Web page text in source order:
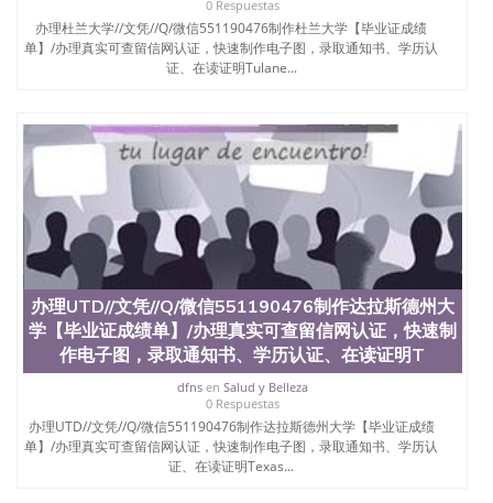
0 Respuestas
办理杜兰大学//文凭//Q/微信551190476制作杜兰大学【毕业证成绩
单】/办理真实可查留信网认证，快速制作电子图，录取通知书、学历认
证、在读证明Tulane...
办理UTD//文凭//Q/微信551190476制作达拉斯德州大
学【毕业证成绩单】/办理真实可查留信网认证，快速制
作电子图，录取通知书、学历认证、在读证明T
dfnsen Salud y Belleza
0 Respuestas
办理UTD//文凭//Q/微信551190476制作达拉斯德州大学【毕业证成绩
单】/办理真实可查留信网认证，快速制作电子图，录取通知书、学历认
证、在读证明Texas...